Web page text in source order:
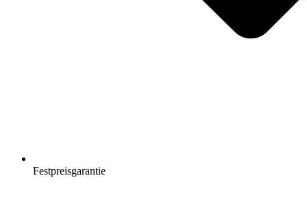
Festpreisgarantie